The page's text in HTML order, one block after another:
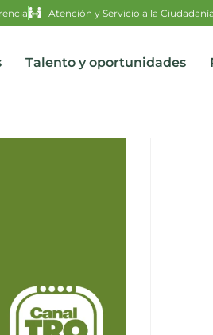
Atención y Servicio a la Ciudadanía
Talento y oportunidades